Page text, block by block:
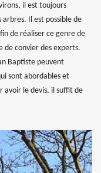
il est toujours
Il est possible de
de réaliser ce genre de
de convier des experts.
Baptiste peuvent
sont abordables et
avoir le devis, il suffit de